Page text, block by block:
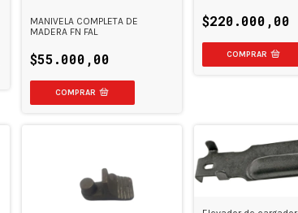
MANIVELA COMPLETA DE
MADERA FN FAL
$55.000,00
$220.000,00